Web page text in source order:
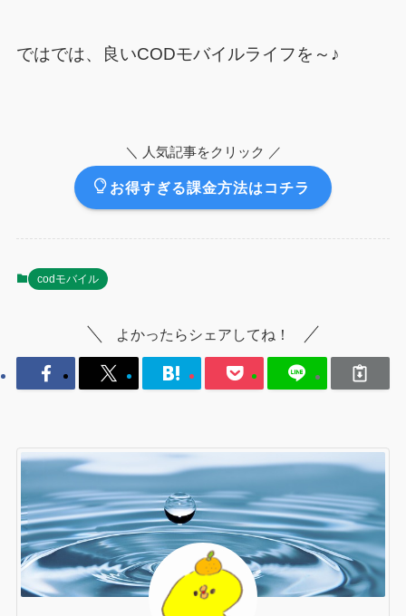
ではでは、良いCODモバイルライフを～♪
＼ 人気記事をクリック ／
お得すぎる課金方法はコチラ
codモバイル
よかったらシェアしてね！